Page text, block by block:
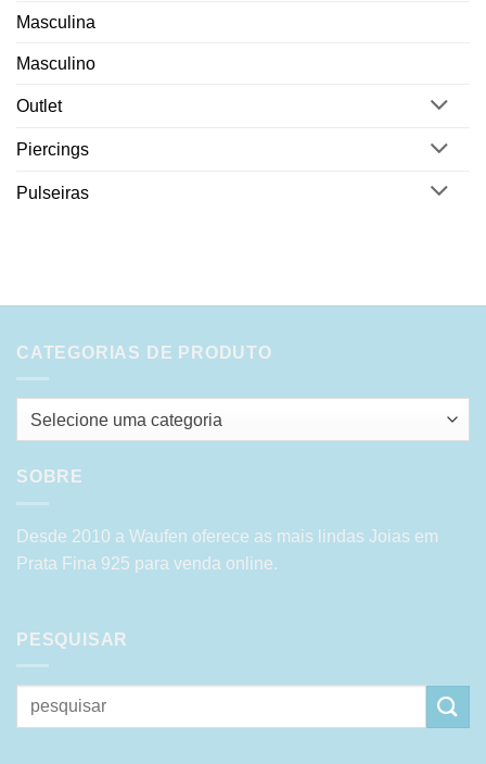
Masculina
Masculino
Outlet
Piercings
Pulseiras
CATEGORIAS DE PRODUTO
Selecione uma categoria
SOBRE
Desde 2010 a Waufen oferece as mais lindas Joias em
Prata Fina 925 para venda online.
PESQUISAR
Pesquisar
por: